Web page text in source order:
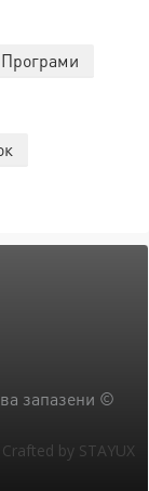
запазени ©
Crafted by STAYUX